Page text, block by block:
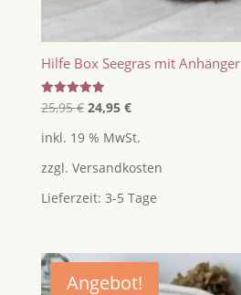
Hilfe Box Seegras mit Anhänger
Bewertet
mit
von 5
25,95€ Ursprünglicher
war:
25,95 €
24,95 €Aktueller
ist:
24,95 €.
inkl. 19 % MwSt.
zzgl. Versandkosten
Lieferzeit: 3-5 Tage
Angebot!